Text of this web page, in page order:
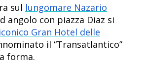
sul lungomare Nazario
angolo con piazza Diaz si
Gran Hotel delle
il “Transatlantico”
forma.